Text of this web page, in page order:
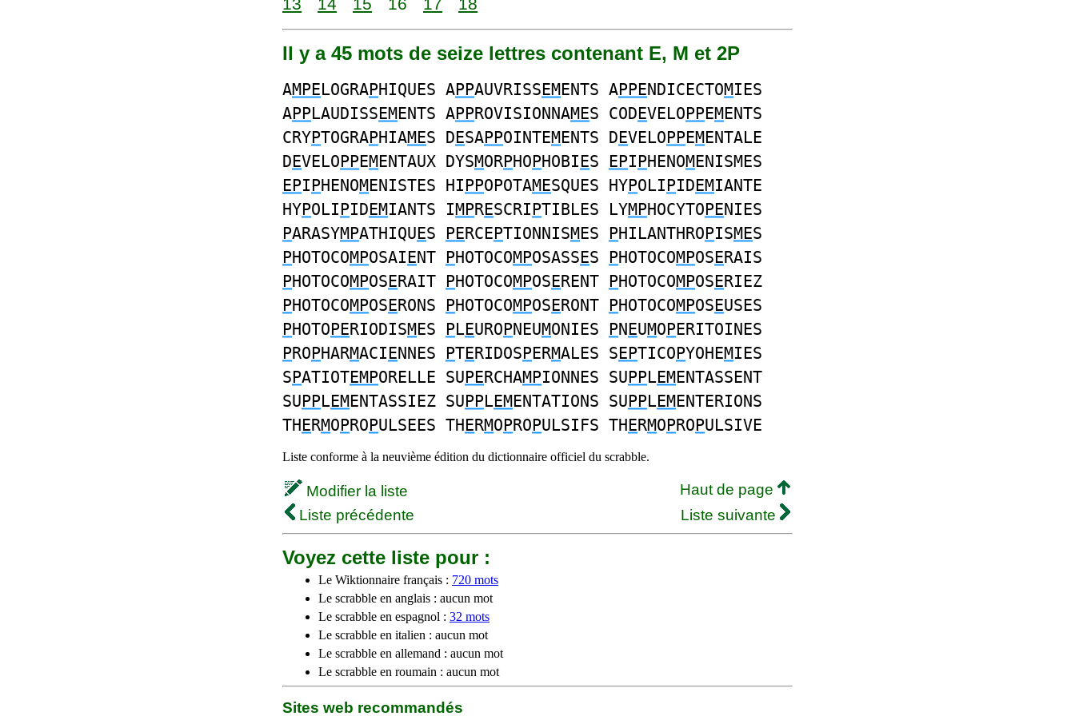
Il y a 45 mots de seize lettres contenant E, M et 2P
AMPELOGRAPHIQUES APPAUVRISSEMENTS APPENDICECTOMIES
APPLAUDISSEMENTS APPROVISIONNAMES CODEVELOPPEMENTS
CRYPTOGRAPHIAMES DESAPPOINTEMENTS DEVELOPPEMENTALE
DEVELOPPEMENTAUX DYSMORPHOPHOBIES EPIPHENOMENISMES
EPIPHENOMENISTES HIPPOPOTAMESQUES HYPOLIPIDEMIANTE
HYPOLIPIDEMIANTS IMPRESCRIPTIBLES LYMPHOCYTOPENIES
PARASYMPATHIQUES PERCEPTIONNISMES PHILANTHROPISMES
PHOTOCOMPOSAIENT PHOTOCOMPOSASSES PHOTOCOMPOSERAIS
PHOTOCOMPOSERAIT PHOTOCOMPOSERENT PHOTOCOMPOSERIEZ
PHOTOCOMPOSERONS PHOTOCOMPOSERONT PHOTOCOMPOSEUSES
PHOTOPERIODISMES PLEUROPNEUMONIES PNEUMOPERITOINES
PROPHARMACIENNES PTERIDOSPERMALES SEPTICOPYOHEMIES
SPATIOTEMPORELLE SUPERCHAMPIONNES SUPPLEMENTASSENT
SUPPLEMENTASSIEZ SUPPLEMENTATIONS SUPPLEMENTERIONS
THERMOPROPULSEES THERMOPROPULSIFS THERMOPROPULSIVE
Liste conforme à la neuvième édition du dictionnaire officiel du scrabble.
Modifier la liste
Haut de page
Liste précédente
Liste suivante
Voyez cette liste pour :
Le Wiktionnaire français : 720 mots
Le scrabble en anglais : aucun mot
Le scrabble en espagnol : 32 mots
Le scrabble en italien : aucun mot
Le scrabble en allemand : aucun mot
Le scrabble en roumain : aucun mot
Sites web recommandés